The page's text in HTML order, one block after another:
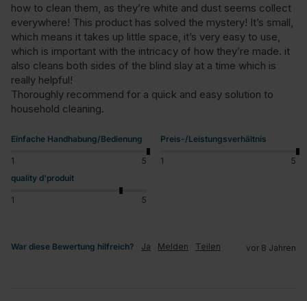
how to clean them, as they’re white and dust seems collect
everywhere! This product has solved the mystery! It’s small,
which means it takes up little space, it’s very easy to use,
which is important with the intricacy of how they’re made. it
also cleans both sides of the blind slay at a time which is
really helpful!
Thoroughly recommend for a quick and easy solution to
household cleaning.
Einfache Handhabung/Bedienung
1 5
Preis-/Leistungsverhältnis
1
5
quality d'produit
1 5
War diese Bewertung hilfreich? Ja Melden Teilen vor 8 Jahren